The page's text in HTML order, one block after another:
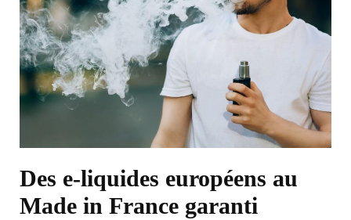
Des e-liquides européens au
Made in France garanti